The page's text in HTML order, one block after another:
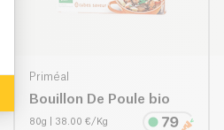
Priméal
Bouillon De Poule bio
80g | 38.00 €/Kg